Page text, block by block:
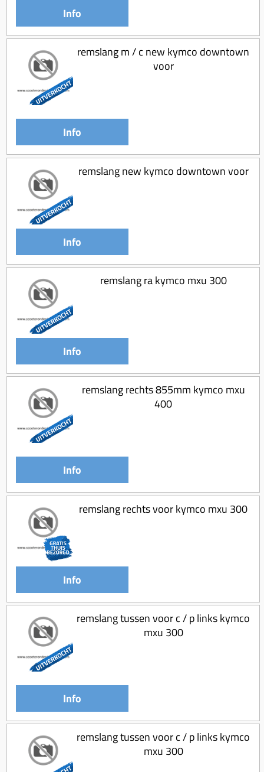
Info
remslang m / c new kymco downtown
voor
Info
remslang new kymco downtown voor
Info
remslang ra kymco mxu 300
Info
remslang rechts 855mm kymco mxu
400
Info
remslang rechts voor kymco mxu 300
Info
remslang tussen voor c / p links kymco
mxu 300
Info
remslang tussen voor c / p links kymco
mxu 300